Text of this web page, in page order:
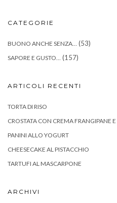
CATEGORIE
BUONO ANCHE SENZA… (53)
SAPORE E GUSTO… (157)
ARTICOLI RECENTI
TORTA DI RISO
CROSTATA CON CREMA FRANGIPANE E
PANINI ALLO YOGURT
CHEESECAKE AL PISTACCHIO
TARTUFI AL MASCARPONE
ARCHIVI